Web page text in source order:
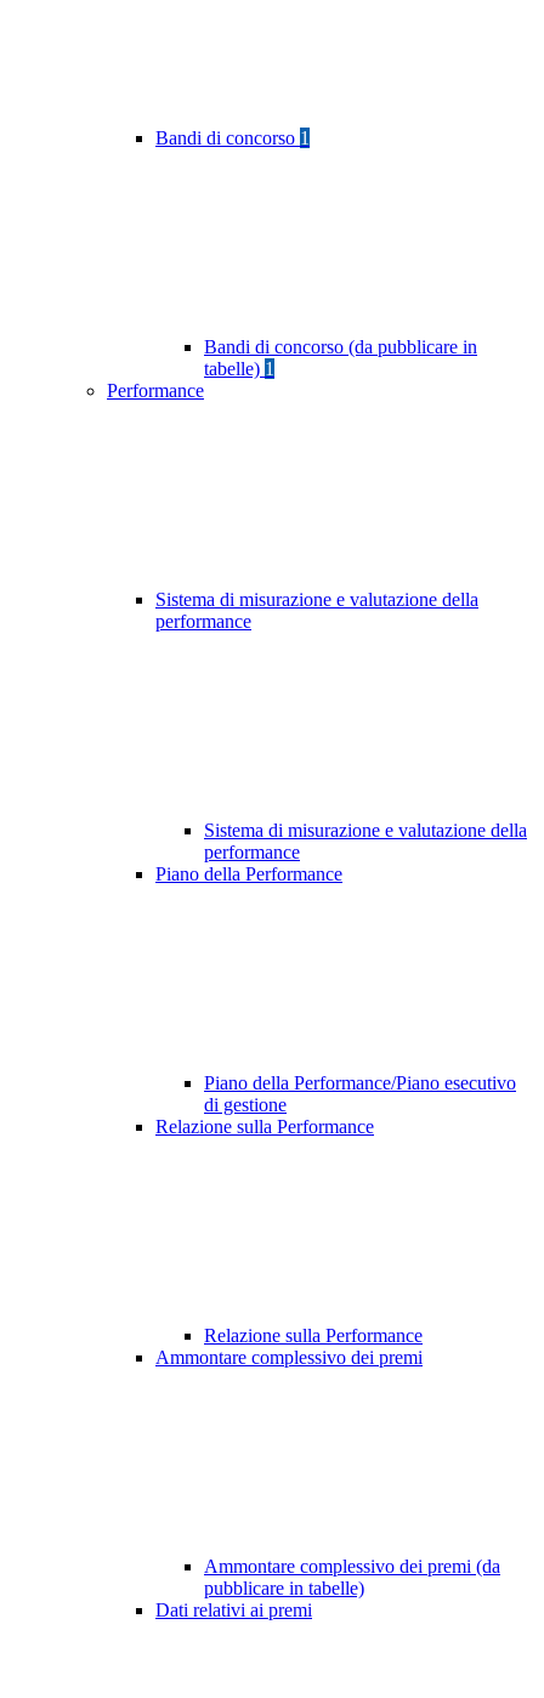
Bandi di concorso 1
Bandi di concorso (da pubblicare in
tabelle) 1
Performance
Sistema di misurazione e valutazione della
performance
Sistema di misurazione e valutazione della
performance
Piano della Performance
Piano della Performance/Piano esecutivo
di gestione
Relazione sulla Performance
Relazione sulla Performance
Ammontare complessivo dei premi
Ammontare complessivo dei premi (da
pubblicare in tabelle)
Dati relativi ai premi